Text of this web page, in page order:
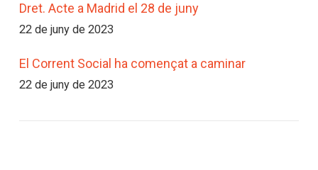
Dret. Acte a Madrid el 28 de juny
22 de juny de 2023
El Corrent Social ha començat a caminar
22 de juny de 2023